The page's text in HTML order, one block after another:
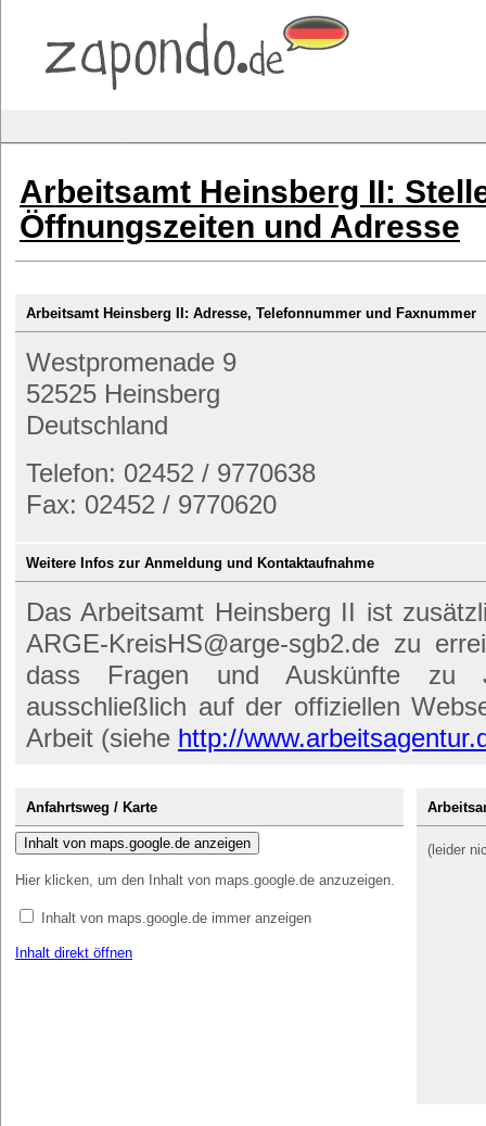
Arbeitsamt Heinsberg II:
Öffnungszeiten und Adresse
Arbeitsamt Heinsberg II: Adresse, Telefonnummer und Faxnummer
Westpromenade 9
52525 Heinsberg
Deutschland
Telefon: 02452 / 9770638
Fax: 02452 / 9770620
Weitere Infos zur Anmeldung und Kontaktaufnahme
Das Arbeitsamt Heinsberg II ist
ARGE-KreisHS@arge-sgb2.de zu
dass Fragen und Auskünfte zu
ausschließlich auf der offiziellen
Arbeit (siehe http://
Anfahrtsweg / Karte
Inhalt von maps.google.de anzeigen
Hier klicken, um den Inhalt von maps.google.de anzuzeigen.
Inhalt von maps.google.de immer anzeigen
Inhalt direkt öffnen
(leider